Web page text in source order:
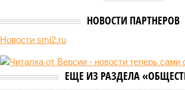
НОВОСТИ ПАРТНЕРОВ
Новости smi2.ru
ЕЩЕ ИЗ РАЗДЕЛА